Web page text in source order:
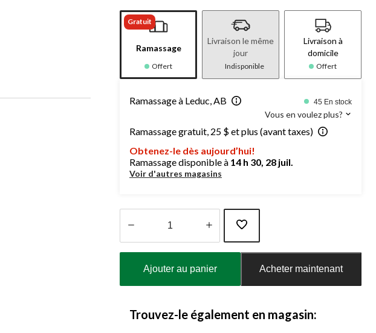
Gratuit
Ramassage
Offert
Livraison le même
jour
Indisponible
Livraison à
domicile
Offert
Ramassage à Leduc, AB 45 En stock
Vous en voulez plus?
Ramassage gratuit, 25 $ et plus (avant taxes)
Obtenez-le dès aujourd’hui!
Ramassage disponible à 14 h 30, 28 juil.
Voir d'autres magasins
Ajouter au panier Acheter maintenant
Trouvez-le également en magasin: